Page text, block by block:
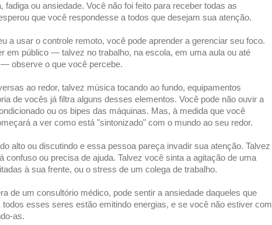
fadiga ou ansiedade. Você não foi feito para receber todas as
que você respondesse a todos que desejam sua atenção.
a usar o controle remoto, você pode aprender a gerenciar seu foco.
em público — talvez no trabalho, na escola, em uma aula ou até
observe o que você percebe.
ao redor, talvez música tocando ao fundo, equipamentos
de vocês já filtra alguns desses elementos. Você pode não ouvir a
ou os bipes das máquinas. Mas, à medida que você
a ver como está "sintonizado" com o mundo ao seu redor.
alto ou discutindo e essa pessoa pareça invadir sua atenção. Talvez
confuso ou precisa de ajuda. Talvez você sinta a agitação de uma
à sua frente, ou o stress de um colega de trabalho.
de um consultório médico, pode sentir a ansiedade daqueles que
esses seres estão emitindo energias, e se você não estiver com
as.